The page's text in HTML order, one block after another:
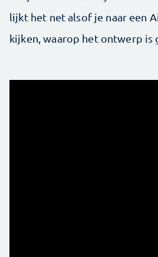
lijkt het net alsof je naar een
kijken, waarop het ontwerp is